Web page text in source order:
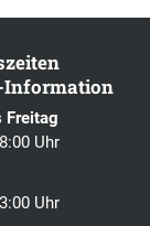
Information
Freitag
Uhr
Uhr